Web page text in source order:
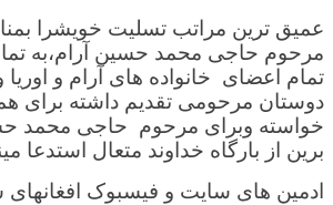
عمیق ترین مراتب تسلیت خویشرا
مرحوم حاجی محمد حسین آرام،به تمام
تمام اعضای خانواده های آرام و
دوستان مرحومی تقدیم داشته برای
خواسته وبرای مرحوم حاجی محمد
برین از بارگاه خداوند متعال استدعا
ادمین های سایت و فیسبوک